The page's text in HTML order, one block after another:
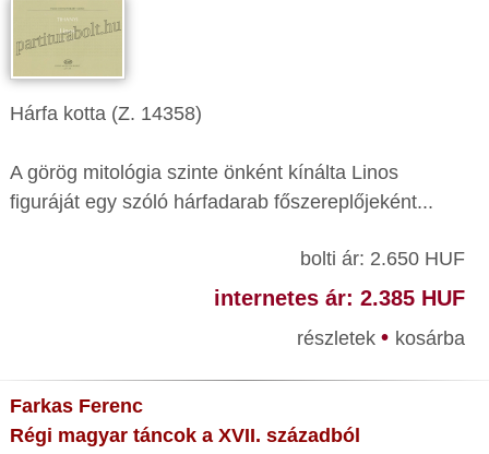
Hárfa kotta (Z. 14358)
A görög mitológia szinte önként kínálta Linos
figuráját egy szóló hárfadarab főszereplőjeként...
bolti ár: 2.650 HUF
internetes ár: 2.385 HUF
részletek • kosárba
Farkas Ferenc
Régi magyar táncok a XVII. századból